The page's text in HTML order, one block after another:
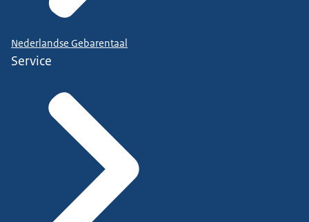
Nederlandse Gebarentaal
Service